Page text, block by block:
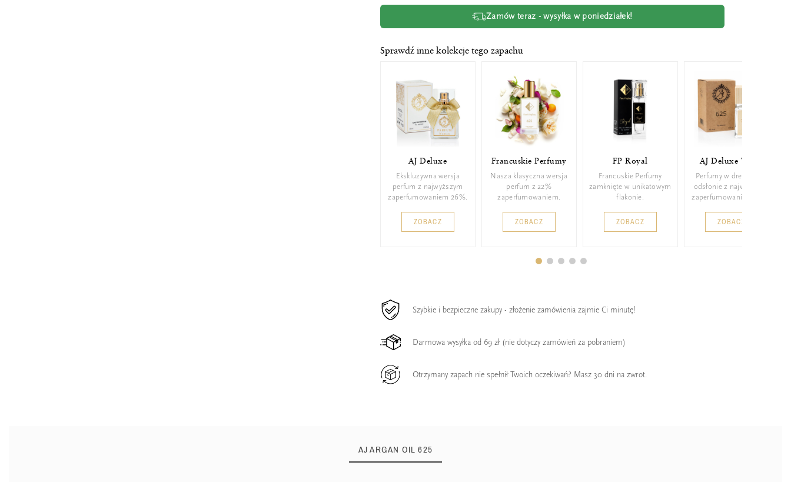
Zamów teraz - wysyłka w poniedziałek!
Sprawdź inne kolekcje tego zapachu
AJ Deluxe
Ekskluzywna wersja
perfum z najwyższym
zaperfumowaniem 26%.
ZOBACZ
Francuskie Perfumy
Nasza klasyczna wersja
perfum z 22%
zaperfumowaniem.
ZOBACZ
FP Royal
Francuskie Perfumy
zamknięte w unikatowym
flakonie.
ZOBACZ
AJ Deluxe Wood
Perfumy w drewnianej
odsłonie z najwyższym
zaperfumowaniem 26%.
ZOBACZ
Szybkie i bezpieczne zakupy - złożenie zamówienia zajmie Ci minutę!
Darmowa wysyłka od 69 zł (nie dotyczy zamówień za pobraniem)
Otrzymany zapach nie spełnił Twoich oczekiwań? Masz 30 dni na zwrot.
AJ ARGAN OIL 625